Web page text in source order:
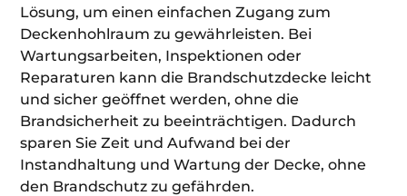
Lösung, um einen einfachen Zugang zum
Deckenhohlraum zu gewährleisten. Bei
Wartungsarbeiten, Inspektionen oder
Reparaturen kann die Brandschutzdecke leicht
und sicher geöffnet werden, ohne die
Brandsicherheit zu beeinträchtigen. Dadurch
sparen Sie Zeit und Aufwand bei der
Instandhaltung und Wartung der Decke, ohne
den Brandschutz zu gefährden.